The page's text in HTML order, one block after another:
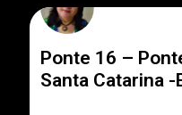
Ponte 16 –
Santa Catarina -